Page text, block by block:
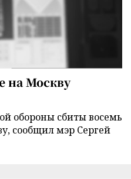
на Москву
обороны сбиты восемь
сообщил мэр Сергей